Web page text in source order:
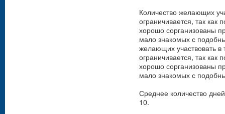
Количество желающих
ограничивается, так как
хорошо сорганизованы
мало знакомых с
желающих участвовать в
ограничивается, так как
хорошо сорганизованы
мало знакомых с
Среднее количество
10.